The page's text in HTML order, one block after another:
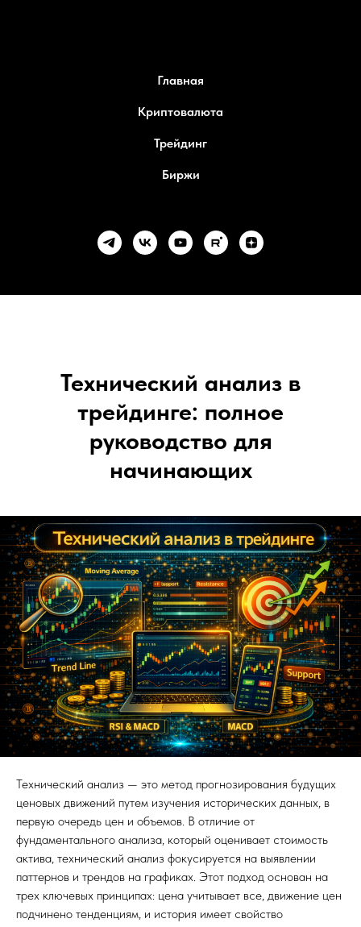
Главная
Криптовалюта
Трейдинг
Биржи
Технический анализ в
трейдинге: полное
руководство для
начинающих
Технический анализ — это метод прогнозирования будущих
ценовых движений путем изучения исторических данных, в
первую очередь цен и объемов. В отличие от
фундаментального анализа, который оценивает стоимость
актива, технический анализ фокусируется на выявлении
паттернов и трендов на графиках. Этот подход основан на
трех ключевых принципах: цена учитывает все, движение цен
подчинено тенденциям, и история имеет свойство